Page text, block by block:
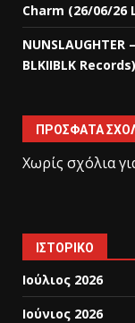
Charm (26/06/26
BLKIIBLK Records)
ΠΡΌΣΦΑΤΑ
Χωρίς σχόλια
ΙΣΤΟΡΙΚΌ
Ιούλιος 2026
Ιούνιος 2026